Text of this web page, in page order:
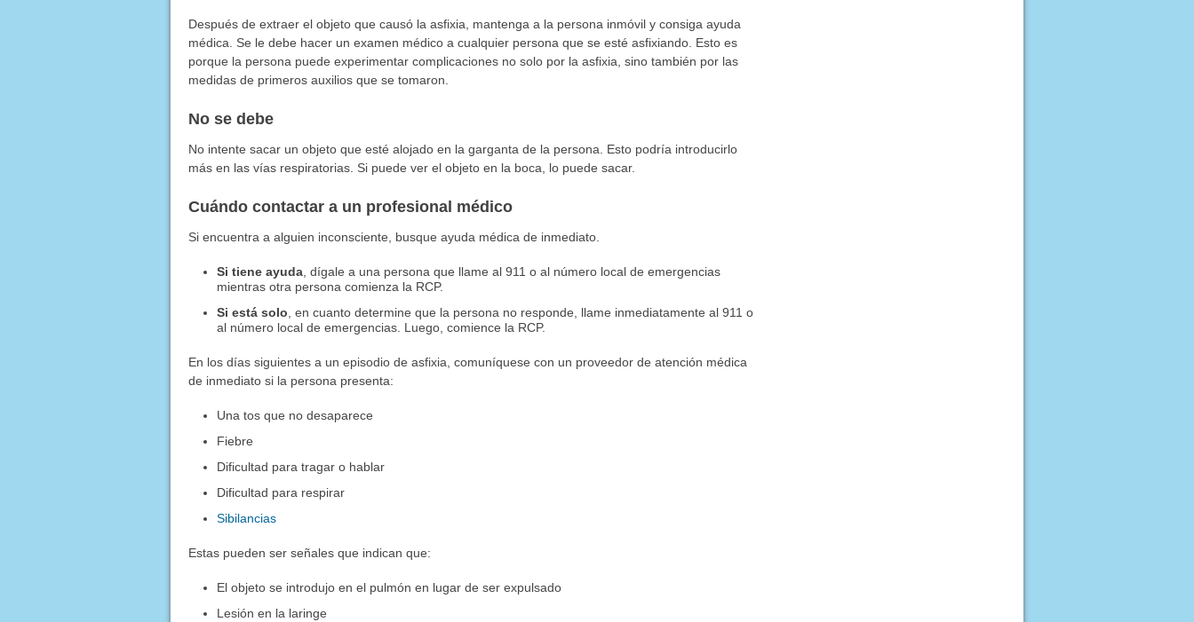
Después de extraer el objeto que causó la asfixia, mantenga a la persona inmóvil y consiga ayuda
médica. Se le debe hacer un examen médico a cualquier persona que se esté asfixiando. Esto es
porque la persona puede experimentar complicaciones no solo por la asfixia, sino también por las
medidas de primeros auxilios que se tomaron.
No se debe
No intente sacar un objeto que esté alojado en la garganta de la persona. Esto podría introducirlo
más en las vías respiratorias. Si puede ver el objeto en la boca, lo puede sacar.
Cuándo contactar a un profesional médico
Si encuentra a alguien inconsciente, busque ayuda médica de inmediato.
Si tiene ayuda, dígale a una persona que llame al 911 o al número local de emergencias
mientras otra persona comienza la RCP.
Si está solo, en cuanto determine que la persona no responde, llame inmediatamente al 911 o
al número local de emergencias. Luego, comience la RCP.
En los días siguientes a un episodio de asfixia, comuníquese con un proveedor de atención médica
de inmediato si la persona presenta:
Una tos que no desaparece
Fiebre
Dificultad para tragar o hablar
Dificultad para respirar
Sibilancias
Estas pueden ser señales que indican que:
El objeto se introdujo en el pulmón en lugar de ser expulsado
Lesión en la laringe